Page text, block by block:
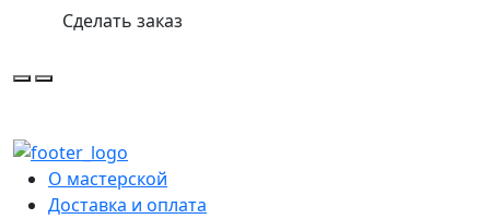
Сделать заказ
О мастерской
Доставка и оплата